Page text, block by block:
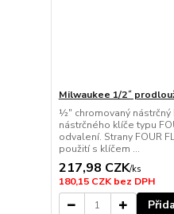
Milwaukee 1/2˝
½″ chromovaný
nástrčného klíče typu
odvalení. Strany FOUR
použití s klíčem ...
217,98 CZK/ks
180,15 CZKbez DPH